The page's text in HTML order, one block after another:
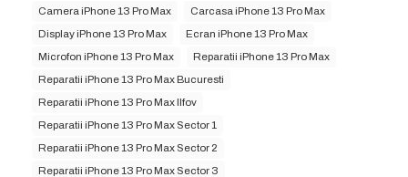
Camera iPhone 13 Pro Max Carcasa iPhone 13 Pro Max
Display iPhone 13 Pro Max Ecran iPhone 13 Pro Max
Microfon iPhone 13 Pro Max Reparatii iPhone 13 Pro Max
Reparatii iPhone 13 Pro Max Bucuresti
Reparatii iPhone 13 Pro Max Ilfov
Reparatii iPhone 13 Pro Max Sector 1
Reparatii iPhone 13 Pro Max Sector 2
Reparatii iPhone 13 Pro Max Sector 3